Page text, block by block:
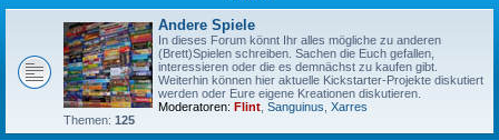
Andere Spiele
In dieses Forum könnt Ihr alles mögliche zu anderen
(Brett)Spielen schreiben. Sachen die Euch gefallen,
interessieren oder die es demnächst zu kaufen gibt.
Weiterhin können hier aktuelle Kickstarter-Projekte diskutiert
werden oder Eure eigene Kreationen diskutieren.
Moderatoren: Flint Sanguinus Xarres
Themen: 125